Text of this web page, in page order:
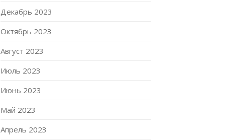
Декабрь 2023
Октябрь 2023
Август 2023
Июль 2023
Июнь 2023
Май 2023
Апрель 2023